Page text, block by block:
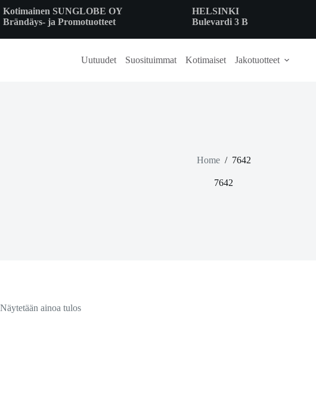
to
content
Kotimainen SUNGLOBE OY
Brändäys- ja Promotuotteet
HELSINKI
Bulevardi 3 B
Uutuudet Suosituimmat Kotimaiset Jakotuotteet
Home / 7642
7642
Näytetään ainoa tulos